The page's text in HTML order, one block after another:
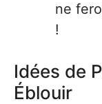
ne
!
Idées de
Éblouir